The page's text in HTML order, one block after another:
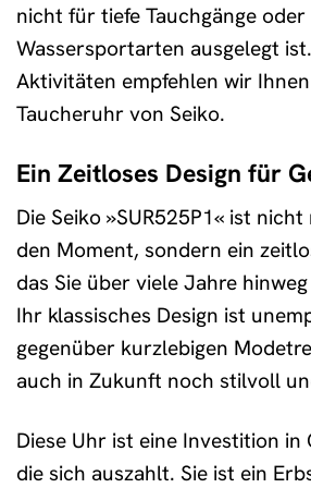
nicht für tiefe Tauchgänge
Wassersportarten ausgelegt
Aktivitäten empfehlen wir
Taucheruhr von Seiko.
Ein Zeitloses Design für
Die Seiko »SUR525P1« ist
den Moment, sondern ein
das Sie über viele Jahre
Ihr klassisches Design ist
gegenüber kurzlebigen
auch in Zukunft noch stilvoll
Diese Uhr ist eine Investition
die sich auszahlt. Sie ist ein